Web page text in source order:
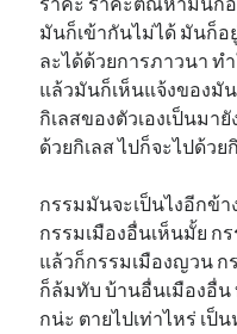
มันก็เข้ากันไม่ได้ มันก็อ
ละได้ด้วยการภาวนา ท
แล้วมันก็เห็นแจ้งของมั
กิเลสของตัวเองเป็นมา
ด้วยกิเลส ไปก็จะไปด้วย
กรรมมันจะเป็นไงอีกข้
กรรมเมืองอื่นเห็นมั้ย ก
แล้วก็กรรมเมืองญวน ก
ก็ล้มทับ บ้านอื่นเมืองอื่
กน่ะ ตายไปเท่าไหร่ เป็